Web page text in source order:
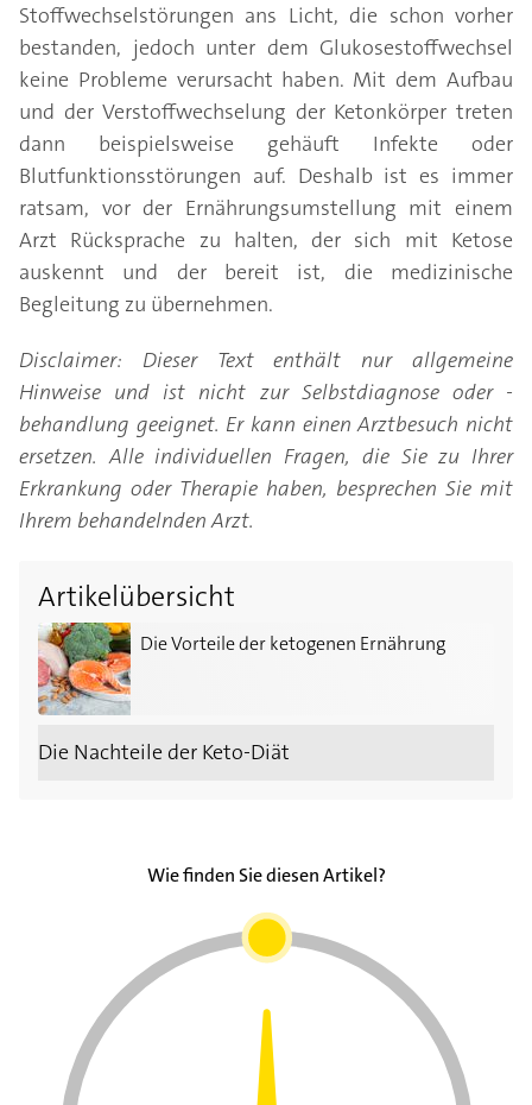
Stoffwechselstörungen ans Licht, die schon vorher
bestanden, jedoch unter dem Glukosestoffwechsel
keine Probleme verursacht haben. Mit dem Aufbau
und der Verstoffwechselung der Ketonkörper treten
dann beispielsweise gehäuft Infekte oder
Blutfunktionsstörungen auf. Deshalb ist es immer
ratsam, vor der Ernährungsumstellung mit einem
Arzt Rücksprache zu halten, der sich mit Ketose
auskennt und der bereit ist, die medizinische
Begleitung zu übernehmen.
Disclaimer: Dieser Text enthält nur allgemeine
Hinweise und ist nicht zur Selbstdiagnose oder -
behandlung geeignet. Er kann einen Arztbesuch nicht
ersetzen. Alle individuellen Fragen, die Sie zu Ihrer
Erkrankung oder Therapie haben, besprechen Sie mit
Ihrem behandelnden Arzt.
Artikelübersicht
Die Vorteile der ketogenen Ernährung
Die Vorteile der ketogenen Ernährung
Die Nachteile der Keto-Diät
Wie finden Sie diesen Artikel?